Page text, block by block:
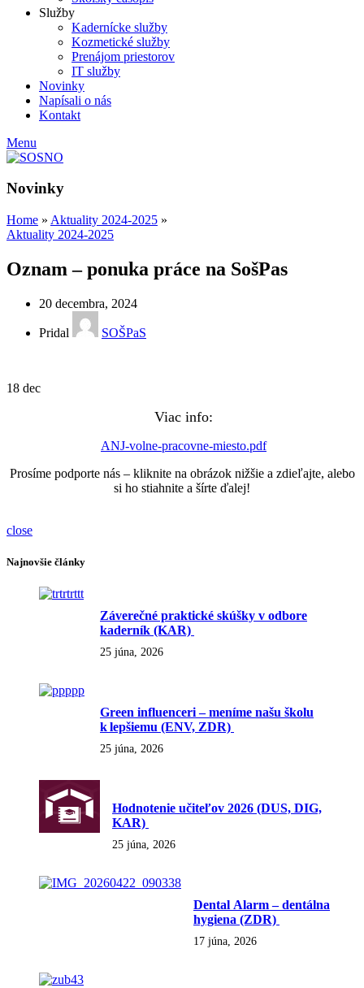
Služby
Kadernícke služby
Kozmetické služby
Prenájom priestorov
IT služby
Novinky
Napísali o nás
Kontakt
Menu
Novinky
Home » Aktuality 2024-2025 »
Aktuality 2024-2025
Oznam – ponuka práce na SošPas
20 decembra, 2024
Pridal SOŠPaS
18 dec
Viac info:
ANJ-volne-pracovne-miesto.pdf
Prosíme podporte nás – kliknite na obrázok nižšie a zdieľajte, alebo
si ho stiahnite a šírte ďalej!
close
Najnovšie články
Záverečné praktické skúšky v odbore
kaderník (KAR)
25 júna, 2026
Green influenceri – meníme našu školu
k lepšiemu (ENV, ZDR)
25 júna, 2026
Hodnotenie učiteľov 2026 (DUS, DIG,
KAR)
25 júna, 2026
Dental Alarm – dentálna
hygiena (ZDR)
17 júna, 2026